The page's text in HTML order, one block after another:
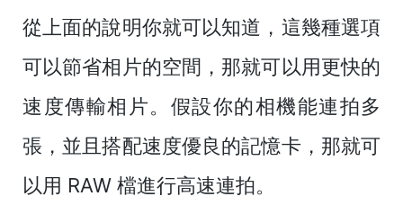
從上面的說明你就可以知道，這幾種選項
可以節省相片的空間，那就可以用更快的
速度傳輸相片。假設你的相機能連拍多
張，並且搭配速度優良的記憶卡，那就可
以用 RAW 檔進行高速連拍。